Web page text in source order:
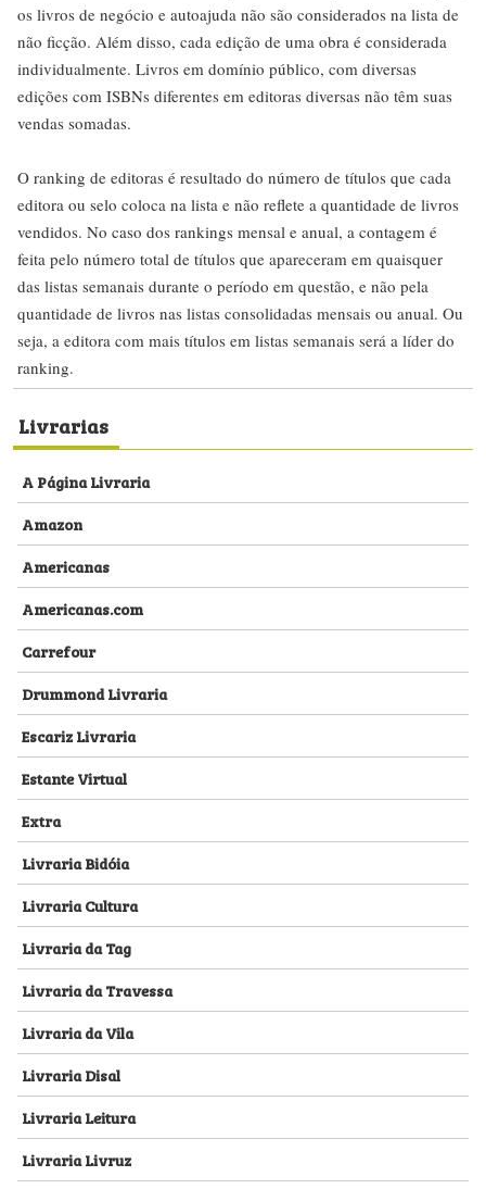
os livros de negócio e autoajuda não são considerados na lista de
não ficção. Além disso, cada edição de uma obra é considerada
individualmente. Livros em domínio público, com diversas
edições com ISBNs diferentes em editoras diversas não têm suas
vendas somadas.
O ranking de editoras é resultado do número de títulos que cada
editora ou selo coloca na lista e não reflete a quantidade de livros
vendidos. No caso dos rankings mensal e anual, a contagem é
feita pelo número total de títulos que apareceram em quaisquer
das listas semanais durante o período em questão, e não pela
quantidade de livros nas listas consolidadas mensais ou anual. Ou
seja, a editora com mais títulos em listas semanais será a líder do
ranking.
Livrarias
A Página Livraria
Amazon
Americanas
Americanas.com
Carrefour
Drummond Livraria
Escariz Livraria
Estante Virtual
Extra
Livraria Bidóia
Livraria Cultura
Livraria da Tag
Livraria da Travessa
Livraria da Vila
Livraria Disal
Livraria Leitura
Livraria Livruz